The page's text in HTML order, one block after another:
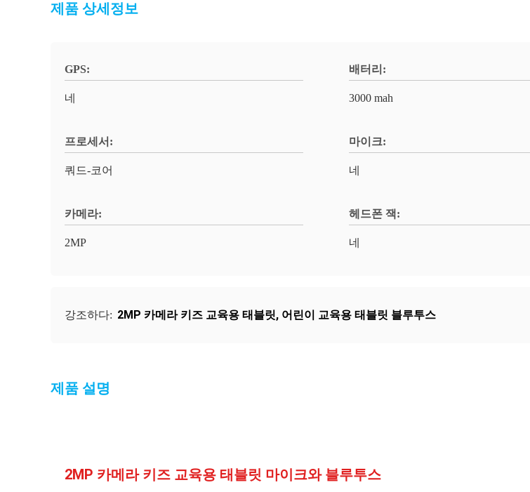
제품 상세정보
GPS:
네
배터리:
3000 mah
프로세서:
쿼드-코어
마이크:
네
카메라:
2MP
헤드폰 잭:
네
강조하다: 2MP 카메라 키즈 교육용 태블릿, 어린이 교육용 태블릿 블루투스
제품 설명
2MP 카메라 키즈 교육용 태블릿 마이크와 블루투스